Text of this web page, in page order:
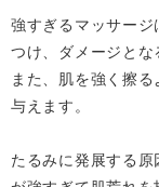
強すぎるマッサー
つけ、ダメージとな
また、肌を強く擦
与えます。
たるみに発展する